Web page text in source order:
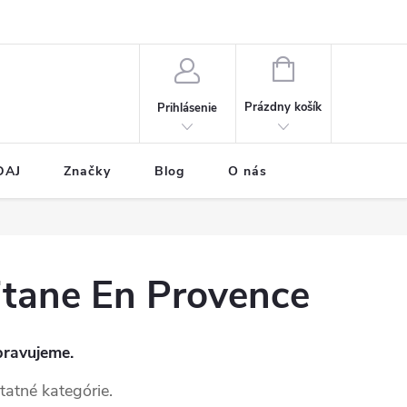
Prihlásenie
NÁKUPNÝ
Prázdny košík
Značky Blog O nás
En Provence
kategórie.